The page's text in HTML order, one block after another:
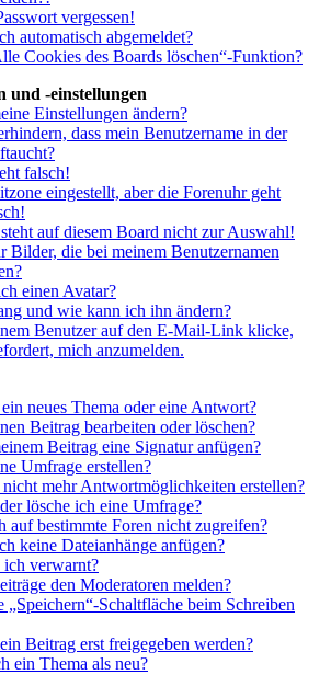
vergessen!
automatisch abgemeldet?
Cookies des Boards löschen“-Funktion?
und -einstellungen
Einstellungen ändern?
dass mein Benutzername in der
falsch!
eingestellt, aber die Forenuhr geht
auf diesem Board nicht zur Auswahl!
Bilder, die bei meinem Benutzernamen
einen Avatar?
und wie kann ich ihn ändern?
Benutzer auf den E-Mail-Link klicke,
mich anzumelden.
neues Thema oder eine Antwort?
Beitrag bearbeiten oder löschen?
Beitrag eine Signatur anfügen?
Umfrage erstellen?
mehr Antwortmöglichkeiten erstellen?
lösche ich eine Umfrage?
auf bestimmte Foren nicht zugreifen?
keine Dateianhänge anfügen?
ich verwarnt?
den Moderatoren melden?
„Speichern“-Schaltfläche beim Schreiben
Beitrag erst freigegeben werden?
ein Thema als neu?